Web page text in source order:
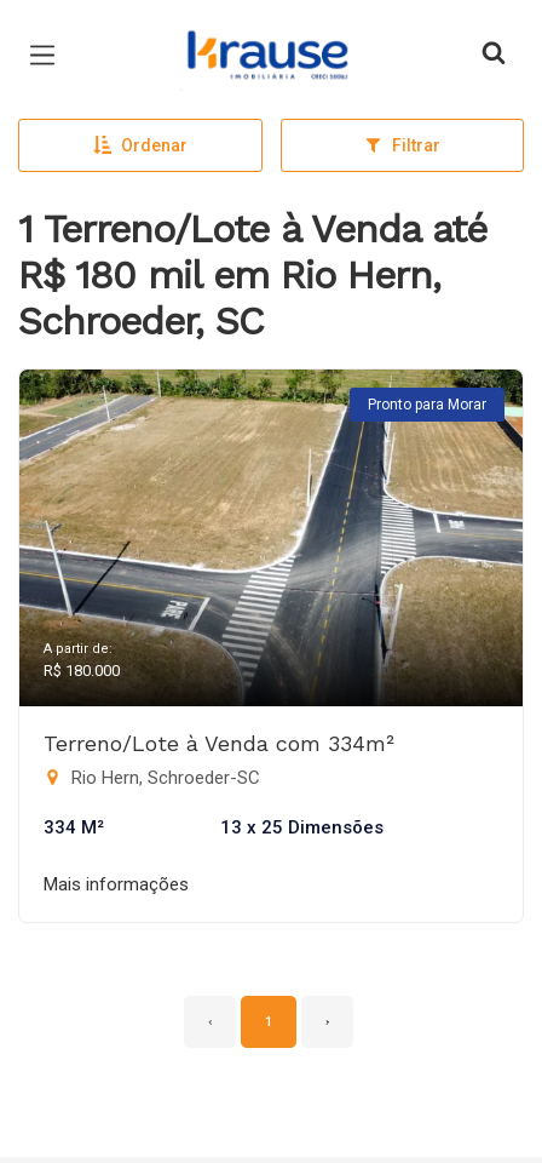
Página inicial
Ordenar Filtrar
1 Terreno/Lote à Venda até
R$ 180 mil em Rio Hern,
Schroeder, SC
Pronto para Morar
A partir de:
R$ 180.000
Terreno/Lote à Venda com 334m²
Rio Hern, Schroeder-SC
334 M² 13 x 25 Dimensões
Mais informações
‹ 1 ›